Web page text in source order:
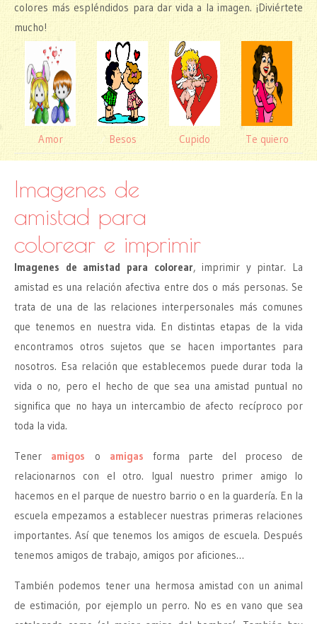
colores más espléndidos para dar vida a la imagen. ¡Diviértete
mucho!
Amor Besos Cupido Te quiero
Imagenes de
amistad para
colorear e imprimir
Imagenes de amistad para colorear, imprimir y pintar. La
amistad es una relación afectiva entre dos o más personas. Se
trata de una de las relaciones interpersonales más comunes
que tenemos en nuestra vida. En distintas etapas de la vida
encontramos otros sujetos que se hacen importantes para
nosotros. Esa relación que establecemos puede durar toda la
vida o no, pero el hecho de que sea una amistad puntual no
significa que no haya un intercambio de afecto recíproco por
toda la vida.
Tener amigos o amigas forma parte del proceso de
relacionarnos con el otro. Igual nuestro primer amigo lo
hacemos en el parque de nuestro barrio o en la guardería. En la
escuela empezamos a establecer nuestras primeras relaciones
importantes. Así que tenemos los amigos de escuela. Después
tenemos amigos de trabajo, amigos por aficiones…
También podemos tener una hermosa amistad con un animal
de estimación, por ejemplo un perro. No es en vano que sea